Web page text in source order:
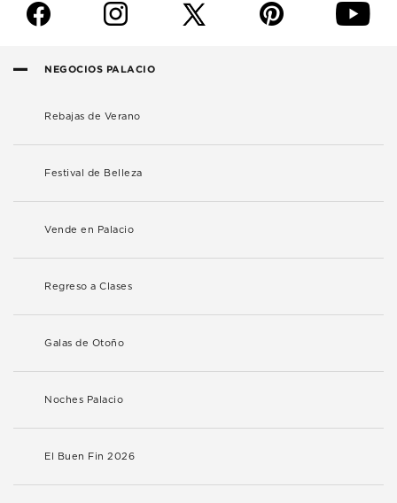
f i p y
NEGOCIOS PALACIO
Rebajas de Verano
Festival de Belleza
Vende en Palacio
Regreso a Clases
Galas de Otoño
Noches Palacio
El Buen Fin 2026